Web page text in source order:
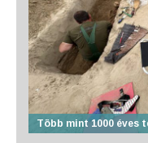
Több mint 1000 éves